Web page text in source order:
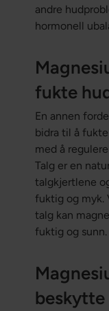
andre
hormonell
fukte
En annen
bidra til å
med å
Talg er en
talgkjertlene
fuktig og myk.
talg kan
fuktig og sunn.